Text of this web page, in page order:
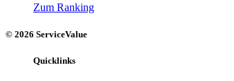
Zum Ranking
© 2026 ServiceValue
Quicklinks